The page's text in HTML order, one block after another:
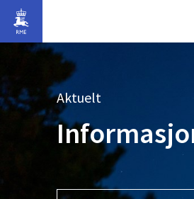
Gå til hovedinnhold
Aktuelt